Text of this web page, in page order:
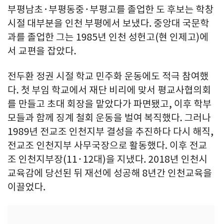
부평남초·부평동중·부평고를 졸업한 도 후보는 학창
시절 대부분을 인천 부평에서 보냈다. 중앙대 국문학
과를 졸업한 그는 1985년 인천 성헌고(현 인제고)에
서 교편을 잡았다.
전두환 정권 시절 학교 민주화 운동에도 적극 참여했
다. 첫 부임 학교에서 재단 비리에 맞서 평교사협의회
를 만들고 초대 회장을 맡았다가 파면됐고, 이후 학부
모들과 함께 징계 철회 운동을 벌여 복직했다. 그러나
1989년 전교조 인천지부 결성을 추진하다 다시 해직,
전교조 인천지부 사무국장으로 활동했다. 이후 전교
조 인천지부장(11·12대)을 지냈다. 2018년 인천시
교육감에 당선된 뒤 재선에 성공해 8년간 인천교육을
이끌었다.